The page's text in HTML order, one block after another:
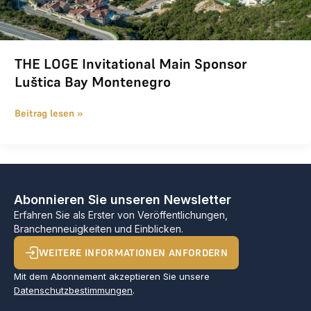
THE LOGE Invitational Main Sponsor
Luštica Bay Montenegro
Beitrag lesen »
Abonnieren Sie unseren Newsletter
Erfahren Sie als Erster von Veröffentlichungen,
Branchenneuigkeiten und Einblicken.
WEITERE INFORMATIONEN ANFORDERN
Mit dem Abonnement akzeptieren Sie unsere
Datenschutzbestimmungen.